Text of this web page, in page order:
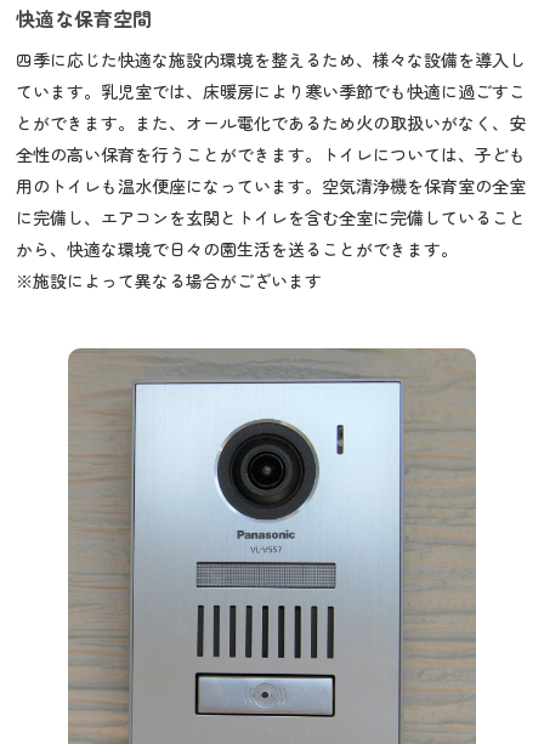
快適な保育空間
四季に応じた快適な施設内環境を整えるため、様々な設備を導入し
ています。乳児室では、床暖房により寒い季節でも快適に過ごすこ
とができます。また、オール電化であるため火の取扱いがなく、安
全性の高い保育を行うことができます。トイレについては、子ども
用のトイレも温水便座になっています。空気清浄機を保育室の全室
に完備し、エアコンを玄関とトイレを含む全室に完備していること
から、快適な環境で日々の園生活を送ることができます。
※施設によって異なる場合がございます